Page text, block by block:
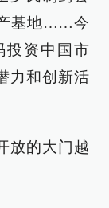
基地……今
投资中国市
力和创新活
放的大门越